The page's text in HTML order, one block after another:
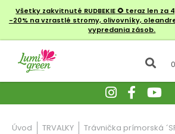
Všetky zakvitnuté RUDBEKIE🌻 teraz len za
-20% na vzrastlé stromy, olivovníky,
vypredania zásob.
Úvod TRVALKY Trávnička prímorská